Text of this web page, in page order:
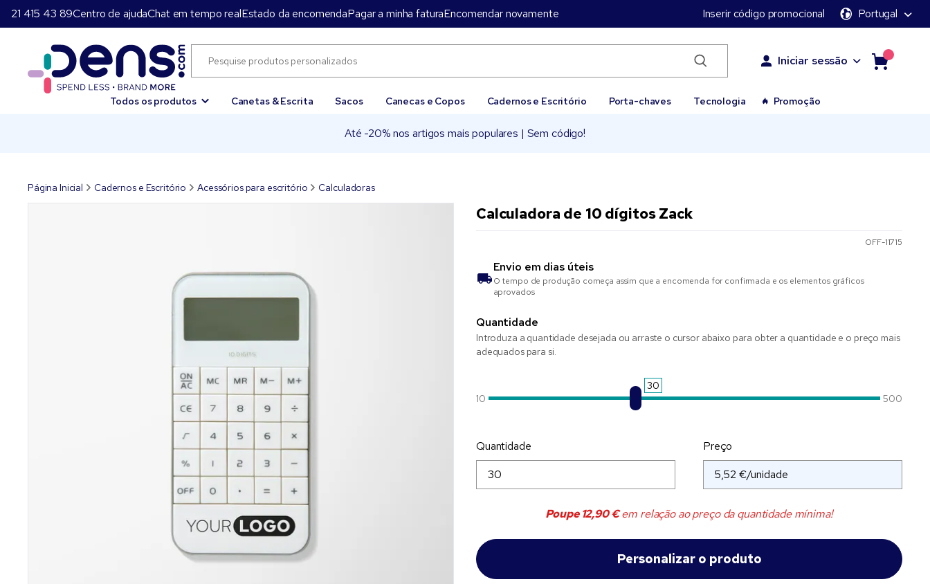
21 415 43 89Centro de ajudaChat em tempo realEstado da encomendaPagar a minha faturaEncomendar novamente Inserir código promocional Portugal
Iniciar sessão
Todos os produtos Canetas & Escrita Sacos Canecas e Copos Cadernos e Escritório Porta-chaves Tecnologia Promoção
Até -20% nos artigos mais populares | Sem código!
Página Inicial Cadernos e Escritório Acessórios para escritório Calculadoras
Calculadora de 10 dígitos Zack
OFF-11715
Envio em dias úteis
O tempo de produção começa assim que a encomenda for confirmada e os elementos gráficos
aprovados
Quantidade
Introduza a quantidade desejada ou arraste o cursor abaixo para obter a quantidade e o preço mais
adequados para si.
30
10
500
Quantidade Preço
Poupe12,90 €em relação ao preço da quantidade mínima!